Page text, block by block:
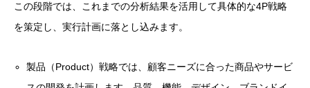
この段階では、これまでの分析結果を活用して具体的な4P戦略
を策定し、実行計画に落とし込みます。
製品（Product）戦略では、顧客ニーズに合った商品やサービ